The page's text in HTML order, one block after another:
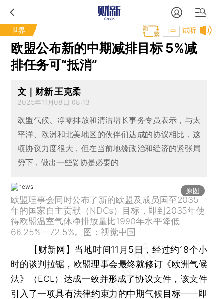
世界 试听
T中
欧盟公布新的中期减排目标 5%减
排任务可“抵消”
文｜财新 王克柔
2025年11月08日 08:13
欧盟气候、净零排放和清洁增长事务专员表示，与太
平洋、欧洲和北美地区的伙伴们达成的协议相比，这
项协议力度很大，但在当前地缘政治和经济的紧张局
势下，做出一些妥协是必要的
原图
欧盟理事会同时公布了新的欧盟及成员国至2035
年的国家自主贡献（NDCs）目标，即到2035年使
得欧盟温室气体净排放量比1990年水平降低
66.25%—72.5%。图：视觉中国
【财新网】 当地时间11月5日，经过约18个小
时的谈判拉锯，欧盟理事会最终就修订《欧洲气候
法》（ECL）达成一致并形成了协议文件，该文件
引入了一项具有法律约束力的中期气候目标——即